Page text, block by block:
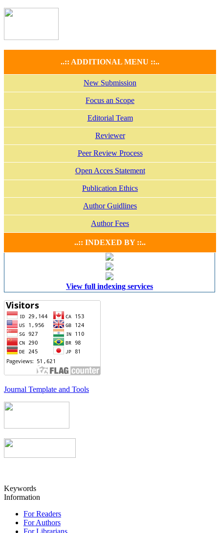
..:: ADDITIONAL MENU ::..
New Submission
Focus an Scope
Editorial Team
Reviewer
Peer Review Process
Open Acces Statement
Publication Ethics
Author Guidlines
Author Fees
..:: INDEXED BY ::..
View full indexing services
Journal Template and Tools
Keywords
Information
For Readers
For Authors
For Librarians